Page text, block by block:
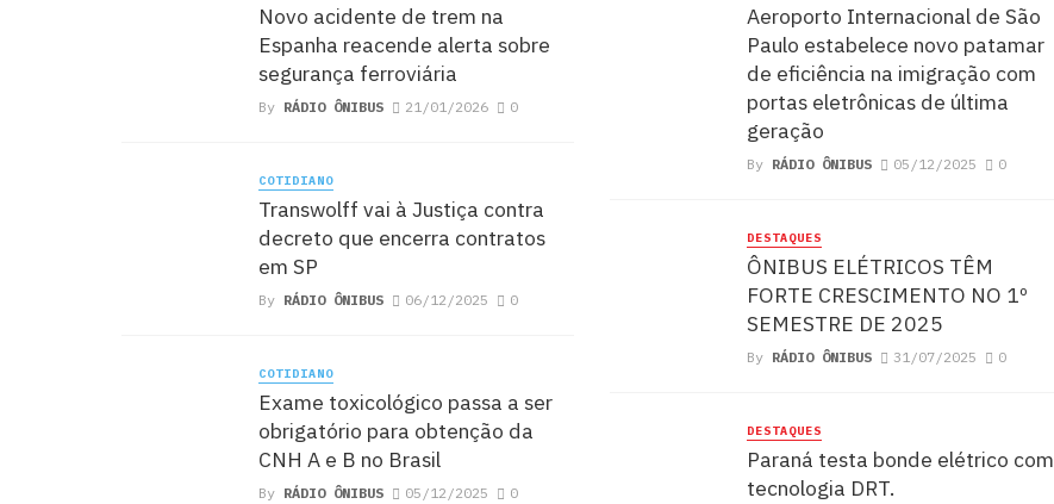
Novo acidente de trem na
Espanha reacende alerta sobre
segurança ferroviária
By RÁDIO ÔNIBUS 21/01/2026 0
COTIDIANO
Transwolff vai à Justiça contra
decreto que encerra contratos
em SP
By RÁDIO ÔNIBUS 06/12/2025 0
COTIDIANO
Exame toxicológico passa a ser
obrigatório para obtenção da
CNH A e B no Brasil
By RÁDIO ÔNIBUS 05/12/2025 0
Aeroporto Internacional de São
Paulo estabelece novo patamar
de eficiência na imigração com
portas eletrônicas de última
geração
By RÁDIO ÔNIBUS 05/12/2025 0
DESTAQUES
ÔNIBUS ELÉTRICOS TÊM
FORTE CRESCIMENTO NO 1º
SEMESTRE DE 2025
By RÁDIO ÔNIBUS 31/07/2025 0
DESTAQUES
Paraná testa bonde elétrico com
tecnologia DRT.